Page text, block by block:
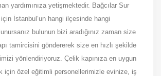
yardımınıza yetişmektedir. Bağcılar Sur
İstanbul’un hangi ilçesinde hangi
bulunun bizi aradığınız zaman size
tamircisini göndererek size en hızlı şekilde
yönlendiriyoruz. Çelik kapınıza en uygun
için özel eğitimli personellerimizle evinize, iş